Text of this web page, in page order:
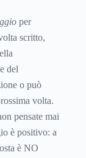
per
scritto,
del
o può
volta.
pensate mai
è positivo: a
è NO